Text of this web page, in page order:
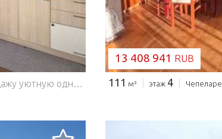
Агентство SUPRIMMO: ... Мы предлагаем на продажу уютную однокомнатную квартиру в современном горном комплексе в Пампорово, расположенной в тихом, зелёном и чрезвычайно живописном месте, всего в нескольких минутах от лыжных трасс и самых популярных достопримечательностей региона. Преимущества объекта и комплекса: строительство по Акту 16; Низкая плата за обслуживание; Покупайте в комплексе; Рабочий лифт; панорамные горные виды; асфальтированная дорога; Развивающаяся территория, подходящая для зимнего и летнего туризма; Рядом с главной дорогой Смолян Пампорово, Пловдив; Спокойная, зелёная и чистая среда; В непосредственной близости от дамбы — популярное место для летнего туризма; Видеонаблюдение; Всего в 900 метрах от парка приключений Dam — верёвочный сад с девятью элементами, детская тележка, парящая трамвая, слэклайн, фитнес на свежем воздухе, зона для игр, семейная велодорожка, лесная тропа для пробежки, рыбалки и зоны отдыха, с опытными инструкторами для вашей безопасности; 850 м до склонов — Туристическая стена и Малая стена. Квартира расположена на 4-м этаже и занимает общую площадь 51,87 кв. м. Это пространство подходит как для личного пользования, так и для инвестиций или туристической недвижимости. На территории входят вестибюль, ванная/туалет, гостиная с кухней, переходная спальня. Он продаётся полностью меблированным и оборудованным. Пампорово Пампорово расположено в самом сердце Родопских гор, на высоте 1650 м над уровнем моря, у подножия горы Снежна. Расстояния: 220 км от Софии; 85 км от Пловдива; 15 км от Смоляна; 10 км от Чепеларе. Этот район известен мягкими зимами, свежим воздухом и более чем 100 солнечными днями в году, что делает его одним из самых популярных мест для зимних видов спорта и летнего туризма. Мы ждём вашего вопроса. Если вы хотите организовать осмотр интересующего вас объекта или посетить один из наших офисов, пожалуйста, свяжитесь с нами. Чтобы договориться о дне и времени для встречи или просмотра, вы можете позвонить по номеру телефона, указанному в объявлении, или отправить запрос через Booking.com. Для получения дополнительной информации свяжитесь с нами и уточните номер недвижимости. Пожалуйста, скажите, что видели объявление на этом сайте. Номер ссылки: STO-140230 Тел: ... , 02 454 13 16 Ответственный брокер: Яна Янчева
13 408 941 RUB
111 м² этаж 4 Чепеларе